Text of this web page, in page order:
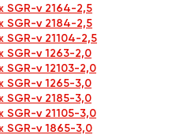
SGR-v 2164-2,5
SGR-v 2184-2,5
SGR-v 21104-2,5
SGR-v 1263-2,0
SGR-v 12103-2,0
SGR-v 1265-3,0
SGR-v 2185-3,0
SGR-v 21105-3,0
SGR-v 1865-3,0